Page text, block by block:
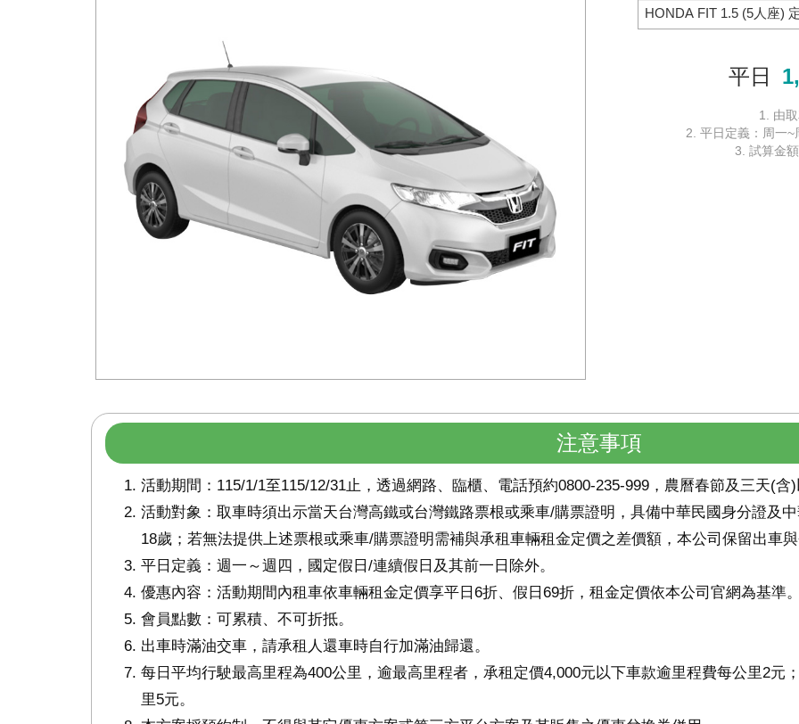
平日
1. 由
2. 平日定義：周一
3. 試算金
注意事項
活動期間：115/1/1至115/12/31止，透過網路、臨櫃、電話預約0800-235-999，農曆春節及三天(含
活動對象：取車時須出示當天台灣高鐵或台灣鐵路票根或乘車/購票證明，具備中華民國身分證及
18歲；若無法提供上述票根或乘車/購票證明需補與承租車輛租金定價之差價額，本公司保留出車
平日定義：週一～週四，國定假日/連續假日及其前一日除外。
優惠內容：活動期間內租車依車輛租金定價享平日6折、假日69折，租金定價依本公司官網為基準
會員點數：可累積、不可折抵。
出車時滿油交車，請承租人還車時自行加滿油歸還。
每日平均行駛最高里程為400公里，逾最高里程者，承租定價4,000元以下車款逾里程費每公里2元
里5元。